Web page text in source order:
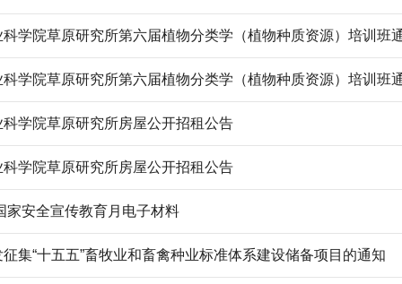
科学院草原研究所第六届植物分类学（植物种质资源）培训班
科学院草原研究所第六届植物分类学（植物种质资源）培训班
科学院草原研究所房屋公开招租公告
科学院草原研究所房屋公开招租公告
家安全宣传教育月电子材料
集“十五五”畜牧业和畜禽种业标准体系建设储备项目的通知